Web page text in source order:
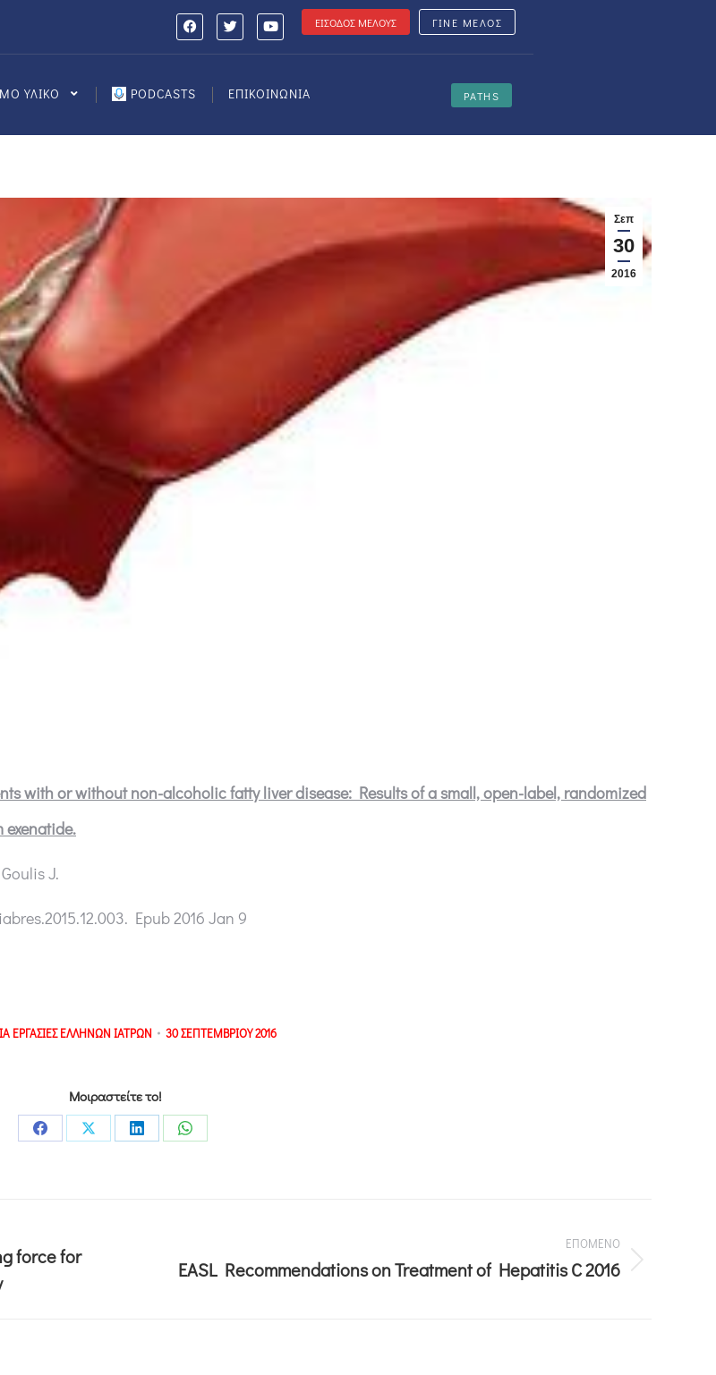
ΕΙΣΟΔΟΣ ΜΕΛΟΥΣ ΓΙΝΕ ΜΕΛΟΣ
ΥΛΙΚΟ PODCASTS ΕΠΙΚΟΙΝΩΝΙΑ PATHS
Σεπ
30
2016
with or without non-alcoholic fatty liver disease: Results of a small, open-label, randomized
J.
Epub 2016 Jan 9
ΕΡΓΑΣΙΕΣ ΕΛΛΗΝΩΝ ΙΑΤΡΩΝ 30 ΣΕΠΤΕΜΒΡΙΟΥ 2016
Μοιραστείτε το!
force for
ΕΠΟΜΕΝΟ
EASL Recommendations on Treatment of Hepatitis C 2016